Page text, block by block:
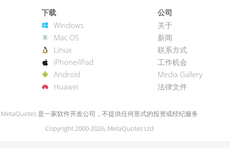
下载
Windows
Mac OS
Linux
iPhone/iPad
Android
Huawei
公司
关于
新闻
联系方式
工作机会
Media Gallery
法律文件
MetaQuotes 是一家软件开发公司，不提供任何形式的投资或经纪服务
Copyright 2000-2026, MetaQuotes Ltd